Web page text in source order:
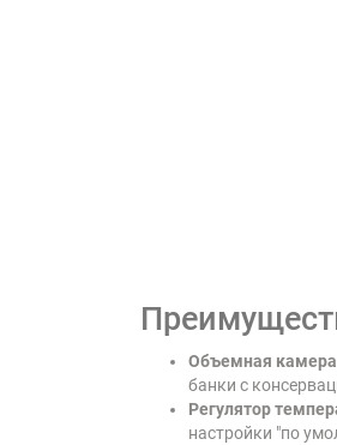
Объемная камера
банки с
Регулятор
настройки "по